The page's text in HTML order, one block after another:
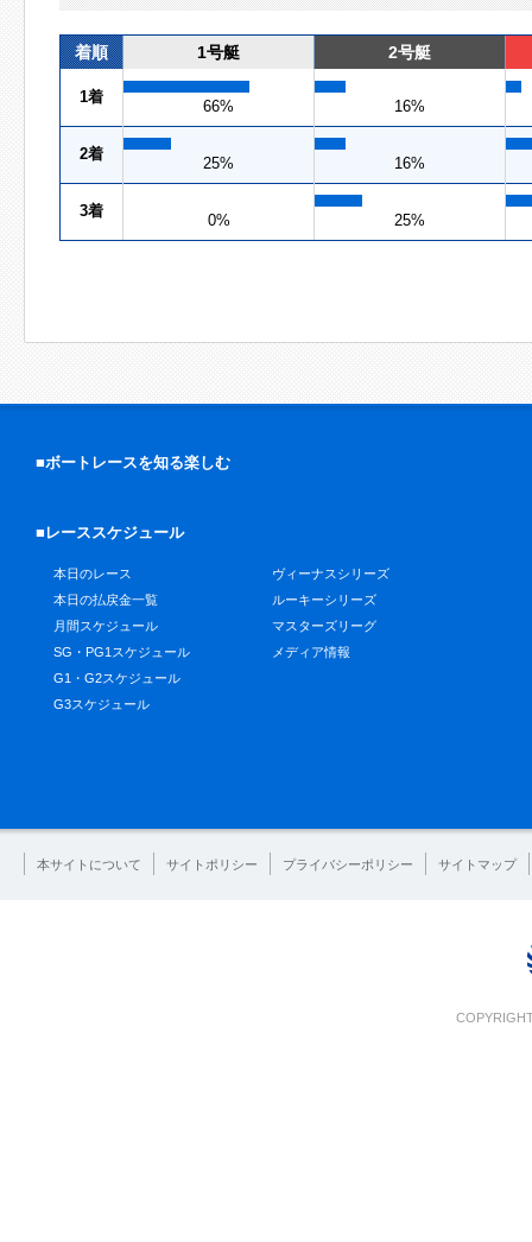
着順 1号艇 2号艇
1着
66% 16%
2着
25% 16%
3着
0% 25%
■ボートレースを知る楽しむ
■レーススケジュール
本日のレース
本日の払戻金一覧
月間スケジュール
SG・PG1スケジュール
G1・G2スケジュール
G3スケジュール
ヴィーナスシリーズ
ルーキーシリーズ
マスターズリーグ
メディア情報
本サイトについて サイトポリシー プライバシーポリシー サイトマップ